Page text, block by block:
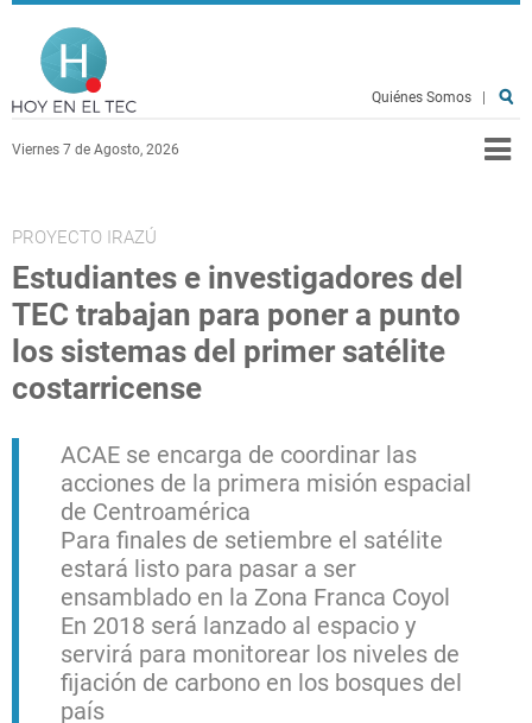
Pasar al contenido principal
Viernes 7 de Agosto, 2026
Quiénes Somos
PROYECTO IRAZÚ
Estudiantes e investigadores del
TEC trabajan para poner a punto
los sistemas del primer satélite
costarricense
ACAE se encarga de coordinar las
acciones de la primera misión espacial
de Centroamérica
Para finales de setiembre el satélite
estará listo para pasar a ser
ensamblado en la Zona Franca Coyol
En 2018 será lanzado al espacio y
servirá para monitorear los niveles de
fijación de carbono en los bosques del
país